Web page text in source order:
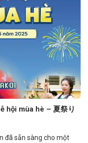
hội mùa hè – 夏祭り
đã sẵn sàng cho một